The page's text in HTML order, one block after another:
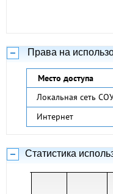
Права на
Место доступа
Локальная сеть
Интернет
Статистика